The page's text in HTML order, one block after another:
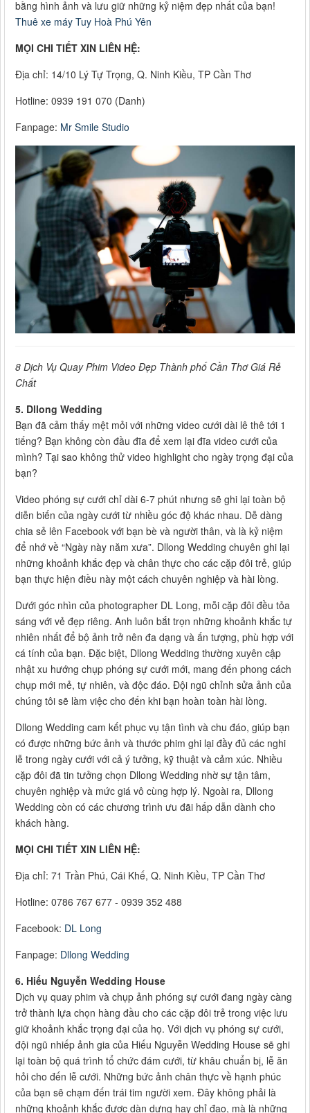
bằng hình ảnh và lưu giữ những kỷ niệm đẹp nhất của bạn!
Thuê xe máy Tuy Hoà Phú Yên
MỌI CHI TIẾT XIN LIÊN HỆ:
Địa chỉ: 14/10 Lý Tự Trọng, Q. Ninh Kiều, TP Cần Thơ
Hotline: 0939 191 070 (Danh)
Fanpage: Mr Smile Studio
8 Dịch Vụ Quay Phim Video Đẹp Thành phố Cần Thơ Giá Rẻ
Chất
5. Dllong Wedding
Bạn đã cảm thấy mệt mỏi với những video cưới dài lê thê tới 1
tiếng? Bạn không còn đầu đĩa để xem lại đĩa video cưới của
mình? Tại sao không thử video highlight cho ngày trọng đại của
bạn?
Video phóng sự cưới chỉ dài 6-7 phút nhưng sẽ ghi lại toàn bộ
diễn biến của ngày cưới từ nhiều góc độ khác nhau. Dễ dàng
chia sẻ lên Facebook với bạn bè và người thân, và là kỷ niệm
để nhớ về “Ngày này năm xưa”. Dllong Wedding chuyên ghi lại
những khoảnh khắc đẹp và chân thực cho các cặp đôi trẻ, giúp
bạn thực hiện điều này một cách chuyên nghiệp và hài lòng.
Dưới góc nhìn của photographer DL Long, mỗi cặp đôi đều tỏa
sáng với vẻ đẹp riêng. Anh luôn bắt trọn những khoảnh khắc tự
nhiên nhất để bộ ảnh trở nên đa dạng và ấn tượng, phù hợp với
cá tính của bạn. Đặc biệt, Dllong Wedding thường xuyên cập
nhật xu hướng chụp phóng sự cưới mới, mang đến phong cách
chụp mới mẻ, tự nhiên, và độc đáo. Đội ngũ chỉnh sửa ảnh của
chúng tôi sẽ làm việc cho đến khi bạn hoàn toàn hài lòng.
Dllong Wedding cam kết phục vụ tận tình và chu đáo, giúp bạn
có được những bức ảnh và thước phim ghi lại đầy đủ các nghi
lễ trong ngày cưới với cả ý tưởng, kỹ thuật và cảm xúc. Nhiều
cặp đôi đã tin tưởng chọn Dllong Wedding nhờ sự tận tâm,
chuyên nghiệp và mức giá vô cùng hợp lý. Ngoài ra, Dllong
Wedding còn có các chương trình ưu đãi hấp dẫn dành cho
khách hàng.
MỌI CHI TIẾT XIN LIÊN HỆ:
Địa chỉ: 71 Trần Phú, Cái Khế, Q. Ninh Kiều, TP Cần Thơ
Hotline: 0786 767 677 - 0939 352 488
Facebook: DL Long
Fanpage: Dllong Wedding
6. Hiếu Nguyễn Wedding House
Dịch vụ quay phim và chụp ảnh phóng sự cưới đang ngày càng
trở thành lựa chọn hàng đầu cho các cặp đôi trẻ trong việc lưu
giữ khoảnh khắc trọng đại của họ. Với dịch vụ phóng sự cưới,
đội ngũ nhiếp ảnh gia của Hiếu Nguyễn Wedding House sẽ ghi
lại toàn bộ quá trình tổ chức đám cưới, từ khâu chuẩn bị, lễ ăn
hỏi cho đến lễ cưới. Những bức ảnh chân thực về hạnh phúc
của bạn sẽ chạm đến trái tim người xem. Đây không phải là
những khoảnh khắc được dàn dựng hay chỉ đạo, mà là những